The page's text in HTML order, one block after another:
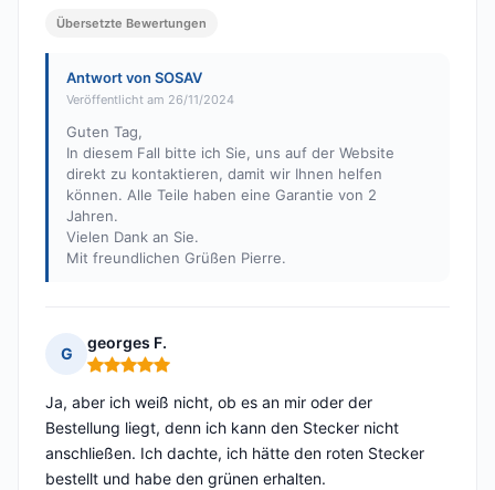
Übersetzte Bewertungen
Antwort von SOSAV
Veröffentlicht am 26/11/2024
Guten Tag,
In diesem Fall bitte ich Sie, uns auf der Website
direkt zu kontaktieren, damit wir Ihnen helfen
können. Alle Teile haben eine Garantie von 2
Jahren.
Vielen Dank an Sie.
Mit freundlichen Grüßen Pierre.
G
georges F.
Hinweis: 5 von 5
Ja, aber ich weiß nicht, ob es an mir oder der
Bestellung liegt, denn ich kann den Stecker nicht
anschließen. Ich dachte, ich hätte den roten Stecker
bestellt und habe den grünen erhalten.